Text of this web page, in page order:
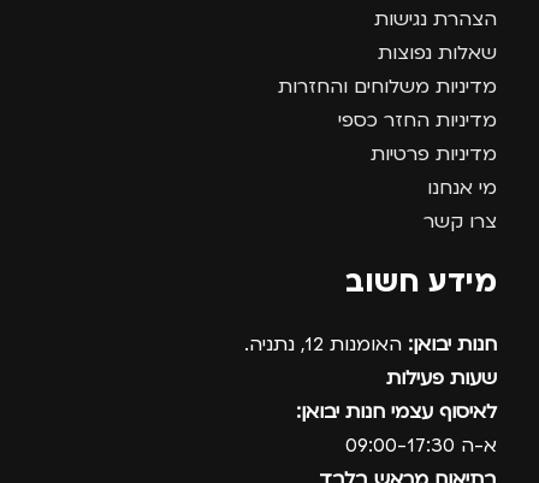
הצהרת נגישות
שאלות נפוצות
מדיניות משלוחים והחזרות
מדיניות החזר כספי
מדיניות פרטיות
מי אנחנו
צרו קשר
מידע חשוב
חנות יבואן: האומנות 12, נתניה.
שעות פעילות
לאיסוף עצמי חנות יבואן:
א-ה 09:00-17:30